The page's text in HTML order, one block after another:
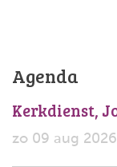
Agenda
Kerkdienst,
zo 09 aug